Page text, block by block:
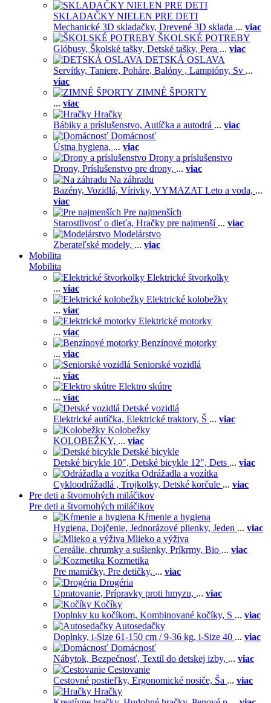
SKLADAČKY NIELEN PRE DETI
Mechanické 3D skladačky, Drevené 3D sklada ... viac
ŠKOLSKÉ POTREBY
Glóbusy, Školské tašky, Detské tašky, Pera ... viac
DETSKÁ OSLAVA
Servítky, Taniere, Poháre, Balóny , Lampióny, Sv ...
viac
ZIMNÉ ŠPORTY
... viac
Hračky
Bábiky a príslušenstvo, Autíčka a autodrá ... viac
Domácnosť
Ústna hygiena, ... viac
Drony a príslušenstvo
Drony, Príslušenstvo pre drony, ... viac
Na záhradu
Bazény, Vozidlá, Vírivky, VYMAZAT Leto a voda, ...
viac
Pre najmenších
Starostlivosť o dieťa, Hračky pre najmenší ... viac
Modelárstvo
Zberateľské modely, ... viac
Mobilita
Mobilita
Elektrické štvorkolky
... viac
Elektrické kolobežky
... viac
Elektrické motorky
... viac
Benzínové motorky
... viac
Seniorské vozidlá
... viac
Elektro skútre
... viac
Detské vozidlá
Elektrické autíčka, Elektrické traktory, Š ... viac
Kolobežky
KOLOBEŽKY, ... viac
Detské bicykle
Detské bicykle 10", Detské bicykle 12", Dets ... viac
Odrážadla a vozítka
Cykloodrážadlá , Trojkolky, Detské korčule ... viac
Pre deti a štvornohých miláčikov
Pre deti a štvornohých miláčikov
Kŕmenie a hygiena
Hygiena, Dojčenie, Jednorázové plienky, Jeden ... viac
Mlieko a výživa
Cereálie, chrumky a sušienky, Príkrmy, Bio ... viac
Kozmetika
Pre mamičky, Pre detičky, ... viac
Drogéria
Upratovanie, Prípravky proti hmyzu, ... viac
Kočíky
Doplnky ku kočíkom, Kombinované kočíky, S ... viac
Autosedačky
Doplnky, i-Size 61-150 cm / 9-36 kg, i-Size 40 ... viac
Domácnosť
Nábytok, Bezpečnosť, Textil do detskej izby, ... viac
Cestovanie
Cestovné postieľky, Ergonomické nosiče, Ša ... viac
Hračky